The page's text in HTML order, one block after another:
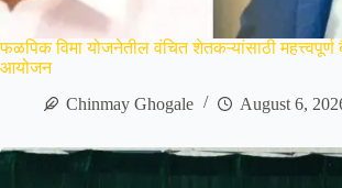
फळपिक विमा योजनेतील वंचित शेतकऱ्यांसाठी
आयोजन
Chinmay Ghogale
August 6,